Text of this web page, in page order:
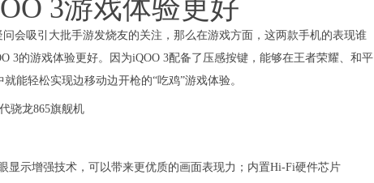
3游戏体验更好
会吸引大批手游发烧友的关注，那么在游戏方面，这两款手机的表现谁
3的游戏体验更好。因为iQOO 3配备了压感按键，能够在王者荣耀、和平
能轻松实现边移动边开枪的“吃鸡”游戏体验。
显示增强技术，可以带来更优质的画面表现力；内置Hi-Fi硬件芯片